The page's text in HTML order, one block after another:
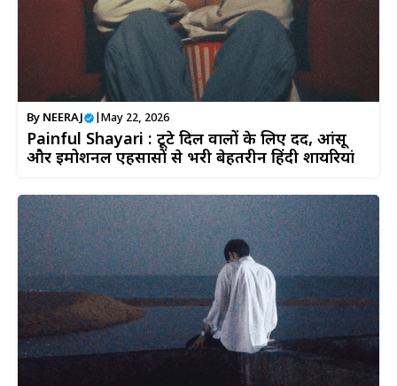
By NEERAJ May 22, 2026
Painful Shayari : टूटे दिल वालों के लिए दर्द, आंसू
और इमोशनल एहसासों से भरी बेहतरीन हिंदी शायरियां